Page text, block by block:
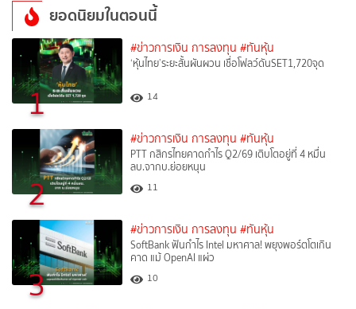
ยอดนิยมในตอนนี้
1
#ข่าวการเงิน การลงทุน #ทันหุ้น
‘หุ้นไทย’ระยะสั้นผันผวน เชื่อโฟลว์ดันSET1,720จุด
14
2
#ข่าวการเงิน การลงทุน #ทันหุ้น
PTT กสิกรไทยคาดกำไร Q2/69 เติบโตอยู่ที่ 4 หมื่น
ลบ.จากบ.ย่อยหนุน
11
3
#ข่าวการเงิน การลงทุน #ทันหุ้น
SoftBank ฟันกำไร Intel มหาศาล! พยุงพอร์ตโตเกิน
คาด แม้ OpenAI แผ่ว
10